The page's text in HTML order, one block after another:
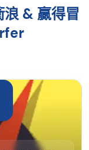
& 贏得冒